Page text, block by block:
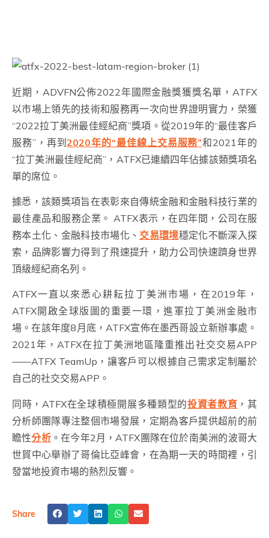
近期，ADVFN公佈2022年國際金融獎獲獎名單，ATFX
以市場上領先的技術和服務再一次向世界證明實力，榮獲
“2022拉丁美洲最佳經紀商”獎項。從2019年的“最佳客戶
服務”，再到2020年的“最佳線上交易服務”和2021年的
“拉丁美洲最佳經紀商”，ATFX已連續四年佔據該類獎項名
單的席位。
據悉，該類獎項旨在表彰來自傳統金融和金融科技行業的
最佳產品和服務企業。 ATFX表示，在四年間，公司在服
務本土化、金融科技市場化、 交易環境穩定化不斷深入探
索，品牌影響力得到了飛速提升，助力公司快速躋身世界
頂級經紀商名列。
ATFX一直以來悉心耕耘拉丁美洲市場，在2019年，
ATFX開啟全球版圖的重要一環，進軍拉丁美洲金融市
場。在該年度8月底，ATFX宣佈在墨西哥設立新辦事處。
2021年，ATFX在拉丁美洲地區隆重推出社交交易APP
——ATFX TeamUp，讓客戶可以根據自己需求定制屬於
自己的社交交易APP。
同時，ATFX在全球積極開展多種類型的投資者教育 ，其
分析師團隊專注整個市場發展，定期為客戶提供超前的前
瞻性分析。在今年2月，ATFX團隊在位於南美洲的波哥大
世貿中心舉辦了哥倫比亞峰會，在為期一天的時間裡，引
發當地投資市場的熱烈反響。
Share